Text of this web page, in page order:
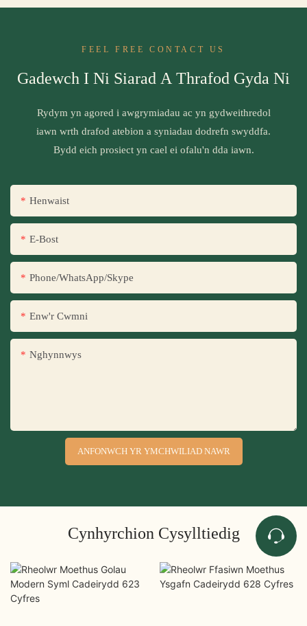
FEEL FREE CONTACT US
Gadewch I Ni Siarad A Thrafod Gyda Ni
Rydym yn agored i awgrymiadau ac yn gydweithredol
iawn wrth drafod atebion a syniadau dodrefn swyddfa.
Bydd eich prosiect yn cael ei ofalu'n dda iawn.
Henwaist
E-Bost
Phone/WhatsApp/Skype
Enw'r Cwmni
Nghynnwys
ANFONWCH YR YMCHWILIAD NAWR
Cynhyrchion Cysylltiedig